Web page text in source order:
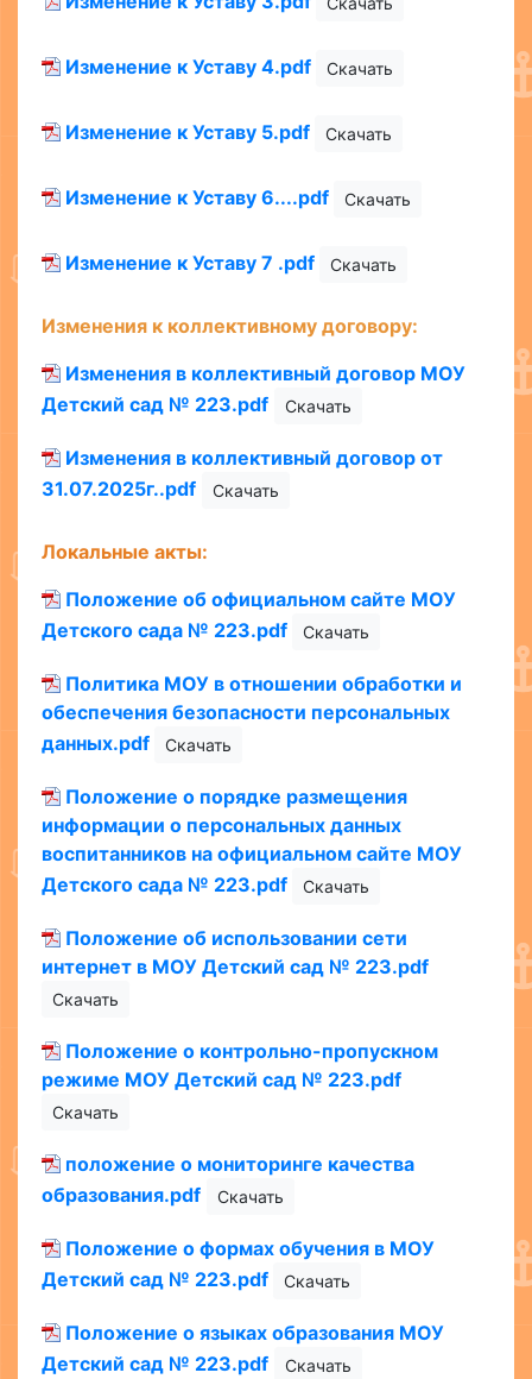
Изменение к Уставу 4.pdf Скачать
Изменение к Уставу 5.pdf Скачать
Изменение к Уставу 6....pdf Скачать
Изменение к Уставу 7 .pdf Скачать
Изменения к коллективному договору:
Изменения в коллективный договор МОУ
Детский сад № 223.pdf
Скачать
Изменения в коллективный договор от
31.07.2025г..pdf
Скачать
Локальные акты:
Положение об официальном сайте МОУ
Детского сада № 223.pdf
Скачать
Политика МОУ в отношении обработки и
обеспечения безопасности персональных
данных.pdf
Скачать
Положение о порядке размещения
информации о персональных данных
воспитанников на официальном сайте МОУ
Детского сада № 223.pdf
Скачать
Положение об использовании сети
интернет в МОУ Детский сад № 223.pdf
Скачать
Положение о контрольно-пропускном
режиме МОУ Детский сад № 223.pdf
Скачать
положение о мониторинге качества
образования.pdf
Скачать
Положение о формах обучения в МОУ
Детский сад № 223.pdf
Скачать
Положение о языках образования МОУ
Детский сад № 223.pdf
Скачать